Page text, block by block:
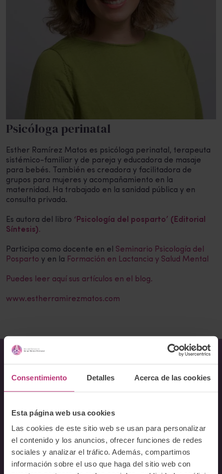
Consentimiento Detalles Acerca de las cookies
Esta página web usa cookies
Las cookies de este sitio web se usan para personalizar
el contenido y los anuncios, ofrecer funciones de redes
sociales y analizar el tráfico. Además, compartimos
información sobre el uso que haga del sitio web con
Psicóloga perinatal
Esther Ramírez Matos es psicóloga perinatal, terapeuta
sistémico-familiar y de pareja y educadora de masaje
para bebés. También es creadora y facilitadora de
grupos para mujeres y acompañamiento en la
maternidad. Ha trabajado en la sanidad pública y en
consulta privada.
Es autora del libro ‘Psicología del posparto’ (Editorial
Síntesis).
Participa como docente en el Seminario Psicología del
Posparto y en la Formación en Lactancia y Salud Mental
Puedes leer aquí sus artículos en el blog.
www.estherramirezmatos.com
Sobre Nosotros
Equipo
Docentes
Preguntas frecuentes
Cursos